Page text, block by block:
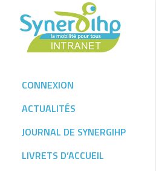
CONNEXION
ACTUALITÉS
JOURNAL DE SYNERGIHP
LIVRETS D’ACCUEIL